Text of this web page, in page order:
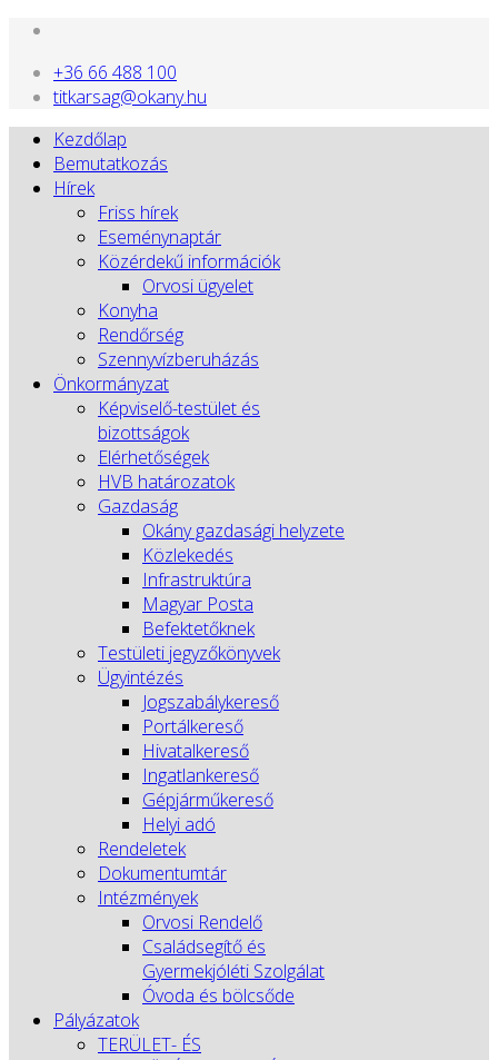
+36 66 488 100
titkarsag@okany.hu
Kezdőlap
Bemutatkozás
Hírek
Friss hírek
Eseménynaptár
Közérdekű információk
Orvosi ügyelet
Konyha
Rendőrség
Szennyvízberuházás
Önkormányzat
Képviselő-testület és
bizottságok
Elérhetőségek
HVB határozatok
Gazdaság
Okány gazdasági helyzete
Közlekedés
Infrastruktúra
Magyar Posta
Befektetőknek
Testületi jegyzőkönyvek
Ügyintézés
Jogszabálykereső
Portálkereső
Hivatalkereső
Ingatlankereső
Gépjárműkereső
Helyi adó
Rendeletek
Dokumentumtár
Intézmények
Orvosi Rendelő
Családsegítő és
Gyermekjóléti Szolgálat
Óvoda és bölcsőde
Pályázatok
TERÜLET- ÉS